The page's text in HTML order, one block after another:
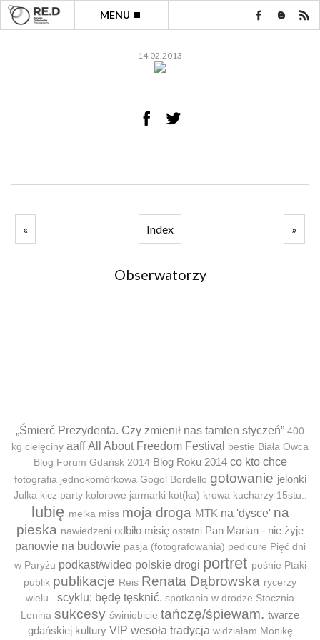
MENU
14.02.2013
« Index »
Obserwatorzy
„Śmierć Prezydenta. Czy zmienił nas tamten styczeń” 400
kg cielęciny aaff All About Freedom Festival bestie Biała Owca
Blog Forum Gdańsk 2014 Blog Roku 2014 co kto chce
fotografia jednokomórkowa Gogol Bordello gotowanie jelonki
Julka kicz party kolorowe jarmarki kot(ka) krowa kucharzy 15stu..
lubię melka miss moja droga MTK na 'dysce' na
pieska nawiedzeni odbiło misię ostatni Pan Marian - nie żyje
panowie na budowie pasja (fotografowania) pedicure Pięć dni
w Paryżu podkast/wideo polskie drogi portret pośnie Ptaki
publik publikacje Reis Renata Dąbrowska rycerzy
wielu.. scyklu: będę tęsknić. spotkania w drodze Stocznia
Lenina sukcesy świniobicie tańczę/śpiewam. twarze
gdańskiej kultury VIP wesoła tradycja widziałam Monikę